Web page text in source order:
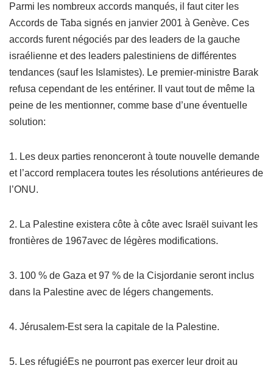
Parmi les nombreux accords manqués, il faut citer les
Accords de Taba signés en janvier 2001 à Genève. Ces
accords furent négociés par des leaders de la gauche
israélienne et des leaders palestiniens de différentes
tendances (sauf les Islamistes). Le premier-ministre Barak
refusa cependant de les entériner. Il vaut tout de même la
peine de les mentionner, comme base d’une éventuelle
solution:
1. Les deux parties renonceront à toute nouvelle demande
et l’accord remplacera toutes les résolutions antérieures de
l’ONU.
2. La Palestine existera côte à côte avec Israël suivant les
frontières de 1967avec de légères modifications.
3. 100 % de Gaza et 97 % de la Cisjordanie seront inclus
dans la Palestine avec de légers changements.
4. Jérusalem-Est sera la capitale de la Palestine.
5. Les réfugiéEs ne pourront pas exercer leur droit au